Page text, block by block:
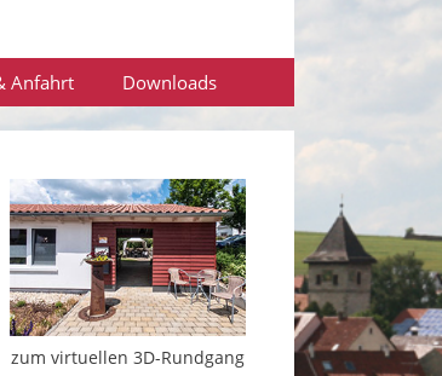
Anfahrt Downloads
zum virtuellen 3D-Rundgang